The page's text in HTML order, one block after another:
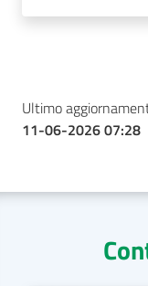
Ultimo
11-06-2026 07:28